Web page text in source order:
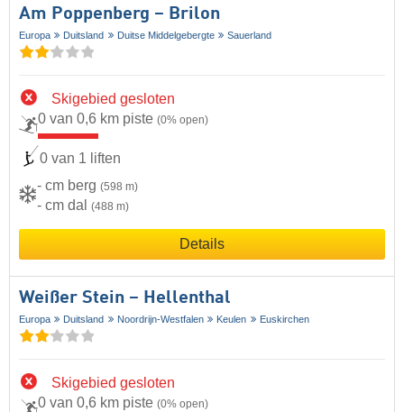
Am Poppenberg – Brilon
Europa Duitsland Duitse Middelgebergte Sauerland
Skigebied gesloten
0 van 0,6 km piste (0% open)
0 van 1 liften
- cm berg (598 m)
- cm dal (488 m)
Details
Weißer Stein – Hellenthal
Europa Duitsland Noordrijn-Westfalen Keulen Euskirchen
Skigebied gesloten
0 van 0,6 km piste (0% open)